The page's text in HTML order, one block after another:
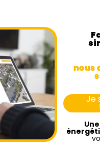
nous
Je